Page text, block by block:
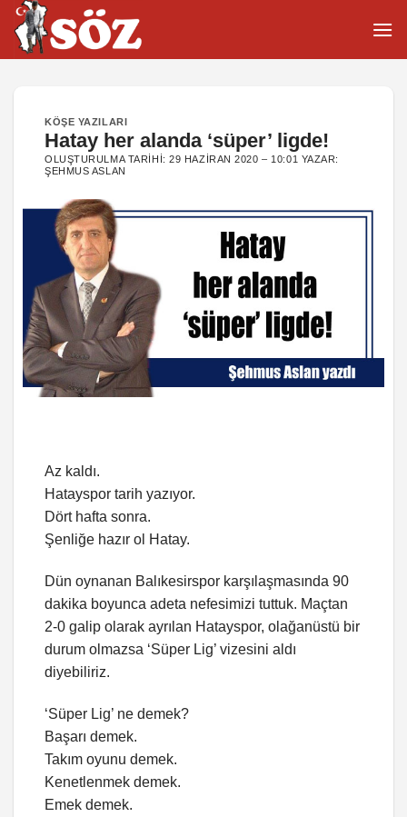
İçeriğe
atla
KÖŞE YAZILARI
Hatay her alanda ‘süper’ ligde!
OLUŞTURULMA TARIHI:29 HAZIRAN 2020 – 10:01 YAZAR:
ŞEHMUS ASLAN
Az kaldı.
Hatayspor tarih yazıyor.
Dört hafta sonra.
Şenliğe hazır ol Hatay.
Dün oynanan Balıkesirspor karşılaşmasında 90
dakika boyunca adeta nefesimizi tuttuk. Maçtan
2-0 galip olarak ayrılan Hatayspor, olağanüstü bir
durum olmazsa ‘Süper Lig’ vizesini aldı
diyebiliriz.
‘Süper Lig’ ne demek?
Başarı demek.
Takım oyunu demek.
Kenetlenmek demek.
Emek demek.